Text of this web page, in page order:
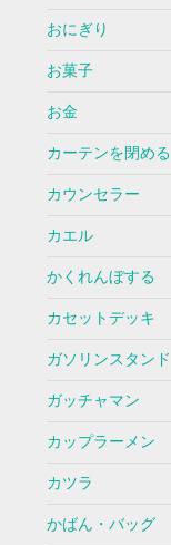
おにぎり
お菓子
お金
カーテンを閉める
カウンセラー
カエル
かくれんぼする
カセットデッキ
ガソリンスタンド
ガッチャマン
カップラーメン
カツラ
かばん・バッグ